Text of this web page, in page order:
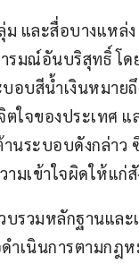
และสื่อบางแหล่
รมณ์อันบริสุทธิ์ โ
บอบสีน้ำเงินหมาย
ใจของประเทศ แ
นระบอบดังกล่าว
ามเข้าใจผิดให้แก่
บรวมหลักฐานและ
ำเนินการตามกฎ